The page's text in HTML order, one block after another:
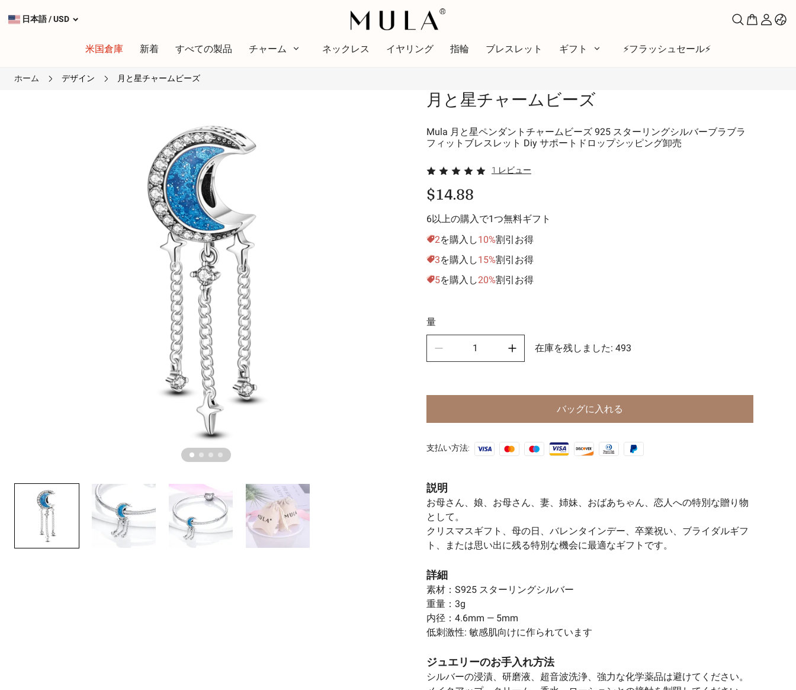
日本語/USD
米国倉庫 新着 すべての製品 チャーム ネックレス イヤリング 指輪 ブレスレット ギフト ⚡️フラッシュセール⚡️
テーマ
明るい
アルファベット
家族と友達
趣味
自然
スポーツ
ホーム デザイン 月と星チャームビーズ
月と星チャームビーズ
Mula 月と星ペンダントチャームビーズ 925 スターリングシルバーブラブラ
フィットブレスレット Diy サポートドロップシッピング卸売
1 レビュー
$14.88
6以上の購入で1つ無料ギフト
2を購入し10%割引お得
3を購入し15%割引お得
5を購入し20%割引お得
量
在庫を残しました:493
バッグに入れる
支払い方法:
説明
お母さん、娘、お母さん、妻、姉妹、おばあちゃん、恋人への特別な贈り物
として。
クリスマスギフト、母の日、バレンタインデー、卒業祝い、ブライダルギフ
ト、または思い出に残る特別な機会に最適なギフトです。
詳細
素材：S925 スターリングシルバー
重量：3g
内径：4.6mm — 5mm
低刺激性: 敏感肌向けに作られています
ジュエリーのお手入れ方法
シルバーの浸漬、研磨液、超音波洗浄、強力な化学薬品は避けてください。